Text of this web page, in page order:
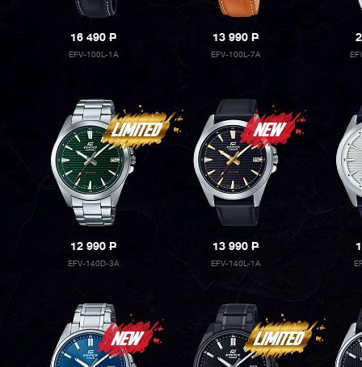
16 490P
EFV-100L-1A
13 990P
EFV-100L-7A
12 990P
EFV-140D-3A
13 990P
EFV-140L-1A